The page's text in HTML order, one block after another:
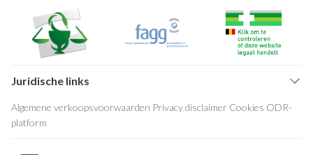
Juridische links
Algemene verkoopsvoorwaarden Privacy disclaimer Cookies ODR-
platform